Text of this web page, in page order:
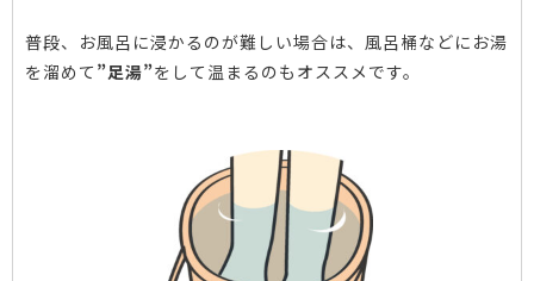
普段、お風呂に浸かるのが難しい場合は、 風呂桶などにお湯
を溜めて ”足湯”をして温まるのもオススメです。